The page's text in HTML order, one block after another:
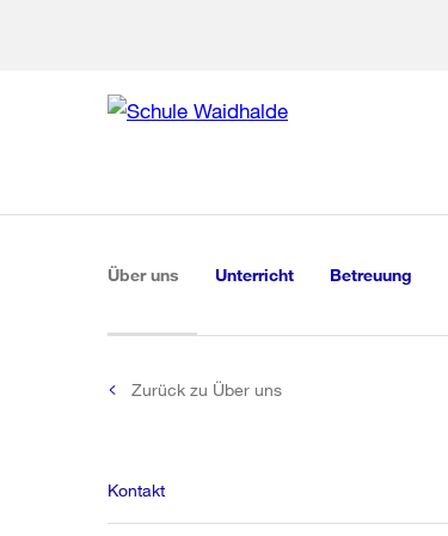
Navigation
Über uns (aktiv)Unterricht Betreuung
Zurück zu Über uns
Kontakt